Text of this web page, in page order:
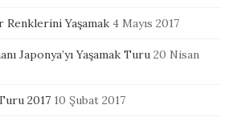
Renklerini Yaşamak 4 Mayıs 2017
Japonya’yı Yaşamak Turu 20 Nisan
2017 10 Şubat 2017